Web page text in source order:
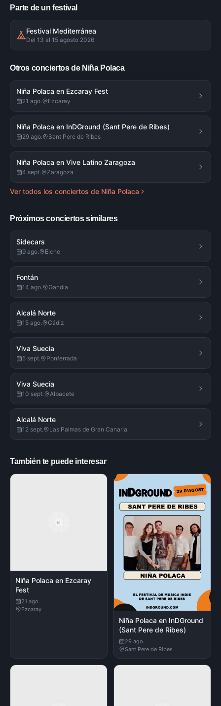
Parte de un festival
Festival Mediterránea
Del 13 al 15 agosto 2026
Otros conciertos de Niña Polaca
Niña Polaca en Ezcaray Fest
21 ago. Ezcaray
Niña Polaca en InDGround (Sant Pere de Ribes)
29 ago. Sant Pere de Ribes
Niña Polaca en Vive Latino Zaragoza
4 sept. Zaragoza
Ver todos los conciertos de Niña Polaca
Próximos conciertos similares
Sidecars
9 ago. Elche
Fontán
14 ago. Gandia
Alcalá Norte
15 ago. Cádiz
Viva Suecia
5 sept. Ponferrada
Viva Suecia
10 sept. Albacete
Alcalá Norte
12 sept. Las Palmas de Gran Canaria
También te puede interesar
Niña Polaca en Ezcaray
Fest
21 ago.
Ezcaray
Niña Polaca en InDGround
(Sant Pere de Ribes)
29 ago.
Sant Pere de Ribes